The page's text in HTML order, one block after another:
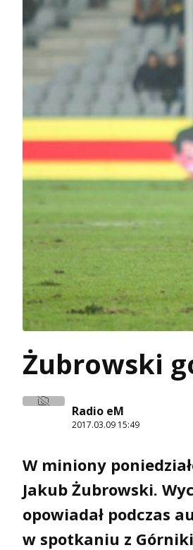
Żubrowski
Radio eM
2017.03.09 15:49
W miniony
Jakub Żubrowski.
opowiadał podczas
w spotkaniu z